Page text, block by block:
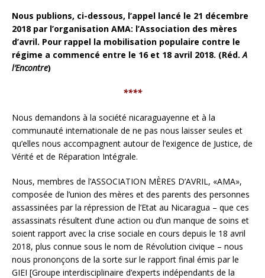
Nous publions, ci-dessous, l’appel lancé le 21 décembre
2018 par l’organisation AMA: l’Association des mères
d’avril. Pour rappel la mobilisation populaire contre le
régime a commencé entre le 16 et 18 avril 2018. (Réd.A
l’Encontre)
****
Nous demandons à la société nicaraguayenne et à la
communauté internationale de ne pas nous laisser seules et
qu’elles nous accompagnent autour de l’exigence de Justice, de
Vérité et de Réparation Intégrale.
Nous, membres de l’ASSOCIATION MÈRES D’AVRIL, «AMA»,
composée de l’union des mères et des parents des personnes
assassinées par la répression de l’Etat au Nicaragua – que ces
assassinats résultent d’une action ou d’un manque de soins et
soient rapport avec la crise sociale en cours depuis le 18 avril
2018, plus connue sous le nom de Révolution civique – nous
nous prononçons de la sorte sur le rapport final émis par le
GIEI [Groupe interdisciplinaire d’experts indépendants de la